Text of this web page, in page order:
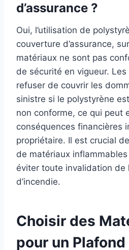
d’assurance ?
Oui, l’utilisation de
couverture d’assurance,
matériaux ne sont pas
de sécurité en vigueur.
refuser de couvrir les
sinistre si le polystyrène
non conforme, ce qui peut
conséquences financières
propriétaire. Il est crucial
de matériaux inflammables
éviter toute invalidation de
d’incendie.
Choisir des
pour un